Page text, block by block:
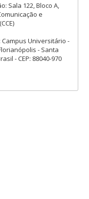
Sala 122, Bloco A,
e
Campus Universitário -
- Santa
- CEP: 88040-970